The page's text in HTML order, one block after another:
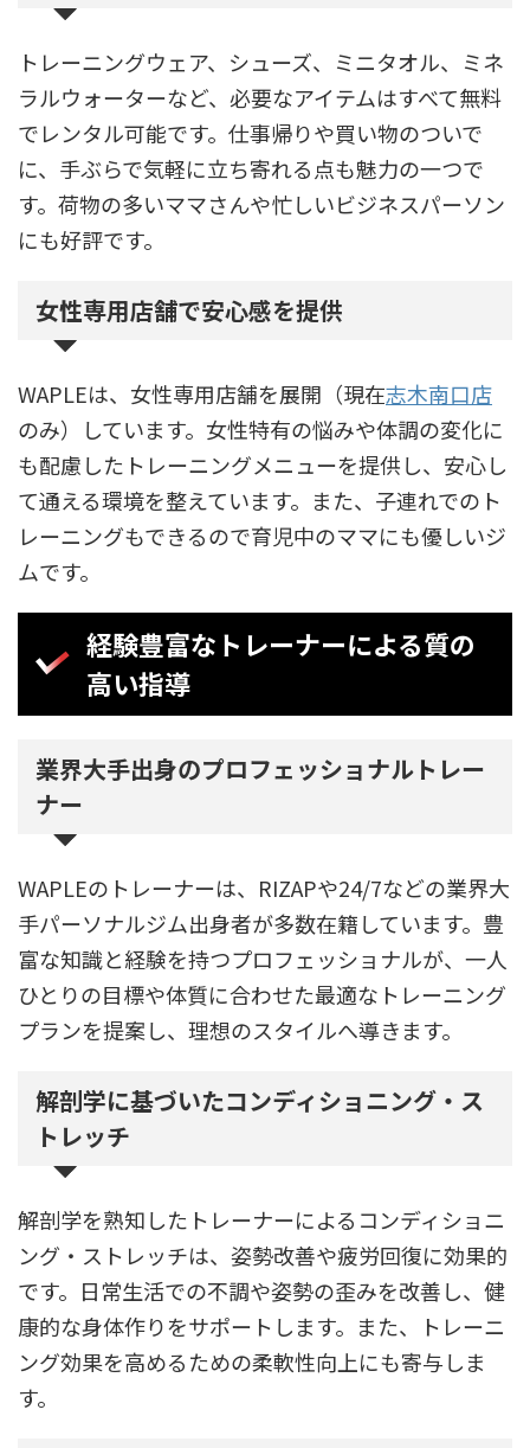
トレーニングウェア、シューズ、ミニタオル、ミネ
ラルウォーターなど、必要なアイテムはすべて無料
でレンタル可能です。仕事帰りや買い物のついで
に、手ぶらで気軽に立ち寄れる点も魅力の一つで
す。荷物の多いママさんや忙しいビジネスパーソン
にも好評です。
女性専用店舗で安心感を提供
WAPLEは、女性専用店舗を展開（現在志木南口店
のみ）しています。女性特有の悩みや体調の変化に
も配慮したトレーニングメニューを提供し、安心し
て通える環境を整えています。また、子連れでのト
レーニングもできるので育児中のママにも優しいジ
ムです。
経験豊富なトレーナーによる質の
高い指導
業界大手出身のプロフェッショナルトレー
ナー
WAPLEのトレーナーは、RIZAPや24/7などの業界大
手パーソナルジム出身者が多数在籍しています。豊
富な知識と経験を持つプロフェッショナルが、一人
ひとりの目標や体質に合わせた最適なトレーニング
プランを提案し、理想のスタイルへ導きます。
解剖学に基づいたコンディショニング・ス
トレッチ
解剖学を熟知したトレーナーによるコンディショニ
ング・ストレッチは、姿勢改善や疲労回復に効果的
です。日常生活での不調や姿勢の歪みを改善し、健
康的な身体作りをサポートします。また、トレーニ
ング効果を高めるための柔軟性向上にも寄与しま
す。